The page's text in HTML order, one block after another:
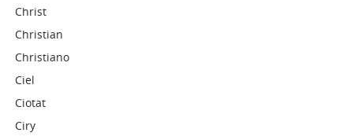
Christ
Christian
Christiano
Ciel
Ciotat
Ciry